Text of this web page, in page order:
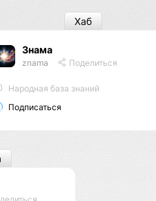
Знама
znama Поделиться
Народная база знаний
Подписаться
Хаб